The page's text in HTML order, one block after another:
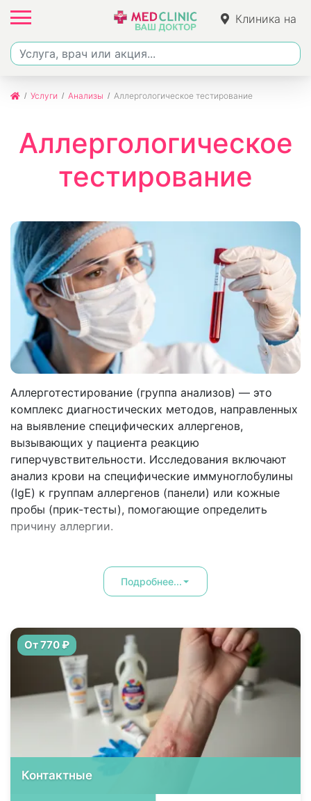
Клиника на
Джалиля
Услуги Анализы Аллергологическое тестирование
Аллергологическое
тестирование
Аллерготестирование (группа анализов) — это
комплекс диагностических методов, направленных
на выявление специфических аллергенов,
вызывающих у пациента реакцию
гиперчувствительности. Исследования включают
анализ крови на специфические иммуноглобулины
(IgE) к группам аллергенов (панели) или кожные
пробы (прик-тесты), помогающие определить
причину аллергии.
Подробнее...
От 770 ₽
Контактные